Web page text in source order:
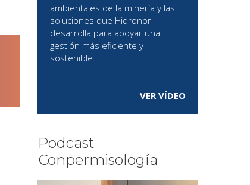
ambientales de la minería y las
soluciones que Hidronor
desarrolla para apoyar una
gestión más eficiente y
sostenible.
VER VÍDEO
Podcast
Conpermisología